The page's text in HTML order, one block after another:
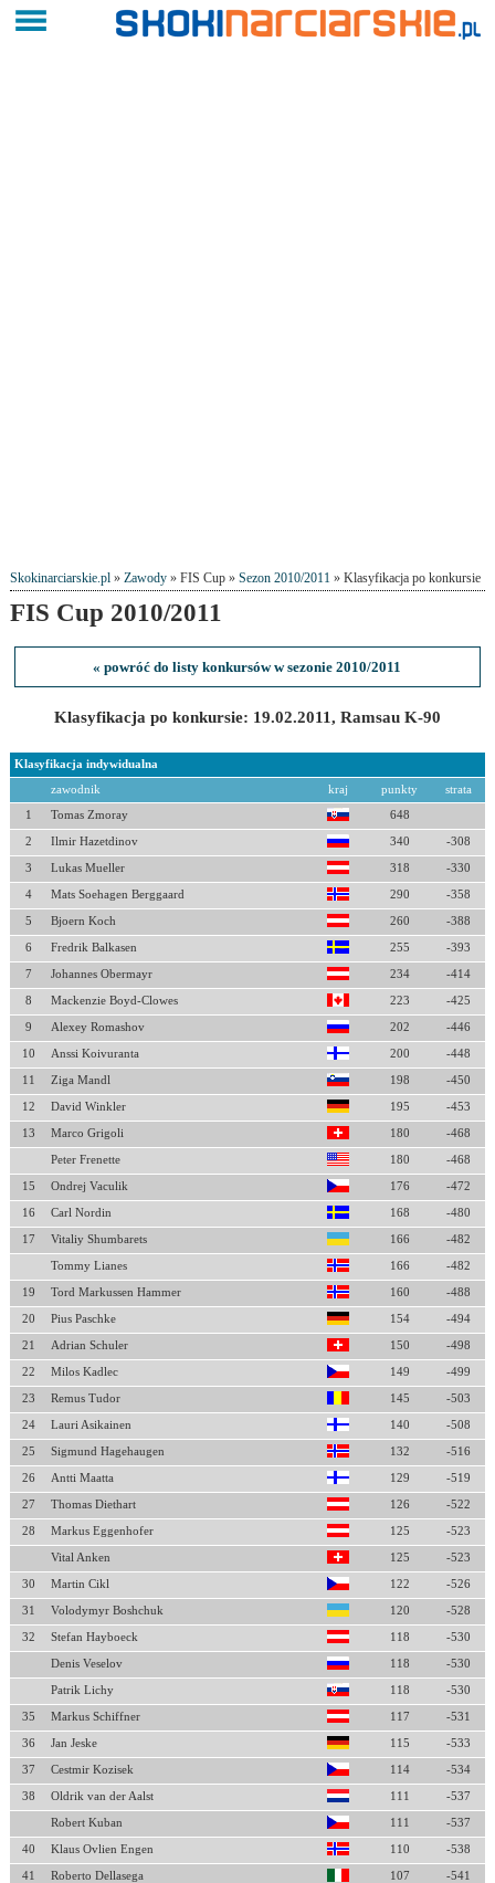
Skokinarciarskie.pl» Zawody» FIS Cup » Sezon 2010/2011» Klasyfikacja po konkursie
FIS Cup 2010/2011
« powróć do listy konkursów w sezonie 2010/2011
Klasyfikacja po konkursie: 19.02.2011, Ramsau K-90
Klasyfikacja indywidualna
zawodnik kraj punkty strata
1 Tomas Zmoray 648
2 Ilmir Hazetdinov 340 -308
3 Lukas Mueller 318 -330
4 Mats Soehagen Berggaard 290 -358
5 Bjoern Koch 260 -388
6 Fredrik Balkasen 255 -393
7 Johannes Obermayr 234 -414
8 Mackenzie Boyd-Clowes 223 -425
9 Alexey Romashov 202 -446
10 Anssi Koivuranta 200 -448
11 Ziga Mandl 198 -450
12 David Winkler 195 -453
13 Marco Grigoli 180 -468
Peter Frenette 180 -468
15 Ondrej Vaculik 176 -472
16 Carl Nordin 168 -480
17 Vitaliy Shumbarets 166 -482
Tommy Lianes 166 -482
19 Tord Markussen Hammer 160 -488
20 Pius Paschke 154 -494
21 Adrian Schuler 150 -498
22 Milos Kadlec 149 -499
23 Remus Tudor 145 -503
24 Lauri Asikainen 140 -508
25 Sigmund Hagehaugen 132 -516
26 Antti Maatta 129 -519
27 Thomas Diethart 126 -522
28 Markus Eggenhofer 125 -523
Vital Anken 125 -523
30 Martin Cikl 122 -526
31 Volodymyr Boshchuk 120 -528
32 Stefan Hayboeck 118 -530
Denis Veselov 118 -530
Patrik Lichy 118 -530
35 Markus Schiffner 117 -531
36 Jan Jeske 115 -533
37 Cestmir Kozisek 114 -534
38 Oldrik van der Aalst 111 -537
Robert Kuban 111 -537
40 Klaus Ovlien Engen 110 -538
41 Roberto Dellasega 107 -541